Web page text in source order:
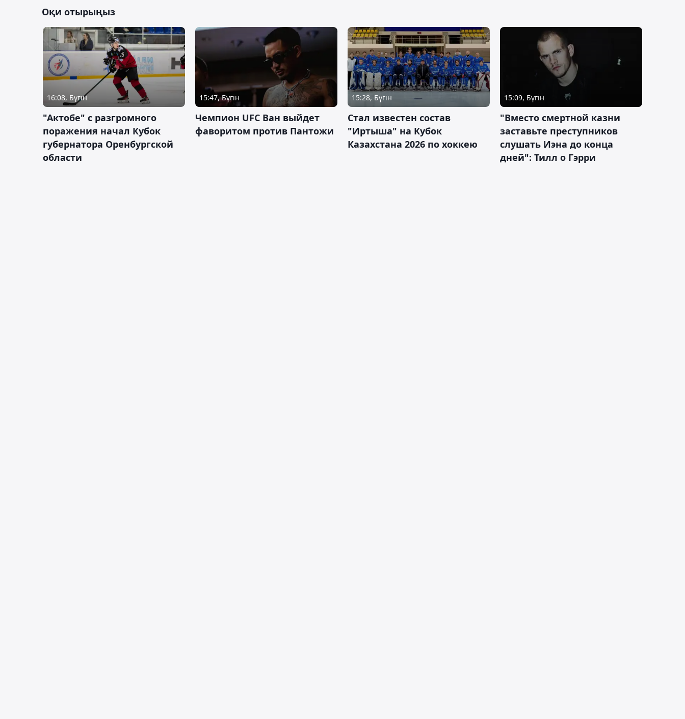
Оқи отырыңыз
16:08, Бүгін
"Актобе" с разгромного
поражения начал Кубок
губернатора Оренбургской
области
15:47, Бүгін
Чемпион UFC Ван выйдет
фаворитом против Пантожи
15:28, Бүгін
Стал известен состав
"Иртыша" на Кубок
Казахстана 2026 по хоккею
15:09, Бүгін
"Вместо смертной казни
заставьте преступников
слушать Иэна до конца
дней": Тилл о Гэрри